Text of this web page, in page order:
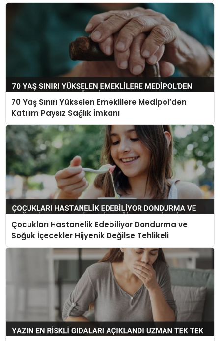
70 Yaş Sınırı Yükselen Emeklilere Medipol’den
Katılım Paysız Sağlık İmkanı
Çocukları Hastanelik Edebiliyor Dondurma ve
Soğuk İçecekler Hijyenik Değilse Tehlikeli